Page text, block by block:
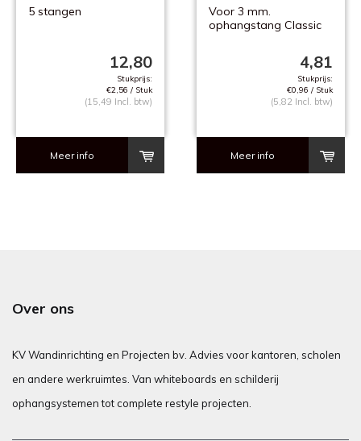
5 stangen
12,80
Stukprijs:
€2,56 / Stuk
(15,49 Incl. btw)
Meer info
Voor 3 mm.
ophangstang Classic
4,81
Stukprijs:
€0,96 / Stuk
(5,82 Incl. btw)
Meer info
Over ons
KV Wandinrichting en Projecten bv. Advies voor kantoren, scholen
en andere werkruimtes. Van whiteboards en schilderij
ophangsystemen tot complete restyle projecten.